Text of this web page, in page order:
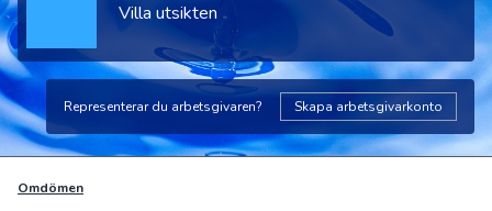
Villa utsikten
Representerar du arbetsgivaren? Skapa arbetsgivarkonto
Omdömen